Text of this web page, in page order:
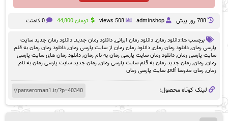
788 روز پيش adminshop
508 views تومان44,800 0 کامنت
برچسب ها:دانلود رمان,دانلود رمان ایرانی,دانلود رمان جدید,دانلود رمان جدید سایت
پارسی رمان,دانلود رمان رمان,دانلود رمان رمان از سایت پارسی رمان,دانلود رمان رمان به قلم
سایت پارسی رمان,دانلود رمان سایت پارسی رمان به نام رمان,دانلود رمان های سایت پارسی
رمان,رمان,رمان جدید رمان به قلم سایت پارسی رمان,رمان جدید سایت پارسی رمان به نام
رمان,رمان مدوسا pdf ,سایت پارسی رمان
لینک کوتاه محصول: